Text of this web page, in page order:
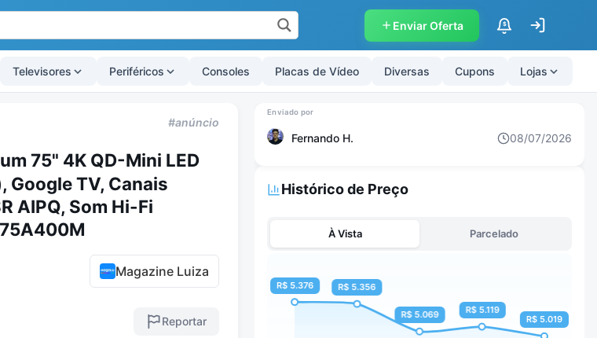
Enviar Oferta $
Televisores Periféricos Consoles Placas de Vídeo Diversas Cupons Lojas
#anúncio
75" 4K QD-Mini LED
Google TV, Canais
AIPQ, Som Hi-Fi
Magazine Luiza
Reportar
Fernando H. 08/07/2026
Histórico de Preço
À Vista Parcelado